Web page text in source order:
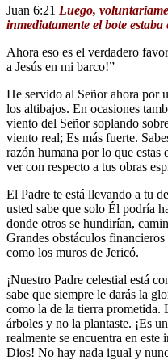
Juan 6:21 Luego,
inmediatamente el bote
Ahora eso es el verdadero
a Jesús en mi barco!”
He servido al Señor ahora por
los altibajos. En ocasiones
viento del Señor soplando
viento real; Es más fuerte.
razón humana por lo que
ver con respecto a tus obras
El Padre te está llevando a tu
usted sabe que solo Él podría
donde otros se hundirían,
Grandes obstáculos
como los muros de Jericó.
¡Nuestro Padre celestial está
sabe que siempre le darás la
como la de la tierra prometida.
árboles y no la plantaste. ¡Es
realmente se encuentra en
Dios! No hay nada igual y